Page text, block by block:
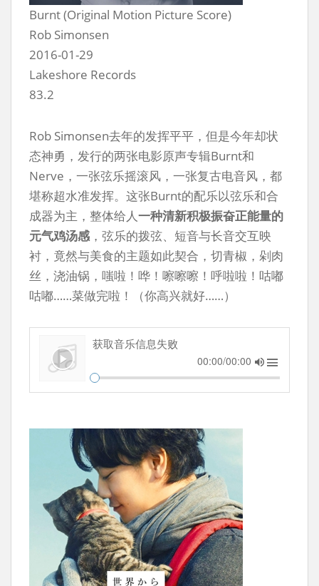
Burnt (Original Motion Picture Score)
Rob Simonsen
2016-01-29
Lakeshore Records
83.2
Rob Simonsen去年的发挥平平，但是今年却状
态神勇，发行的两张电影原声专辑Burnt和
Nerve，一张弦乐摇滚风，一张复古电音风，都
堪称超水准发挥。这张Burnt的配乐以弦乐和合
成器为主，整体给人一种清新积极振奋正能量的
元气鸡汤感 ，弦乐的拨弦、短音与长音交互映
衬，竟然与美食的主题如此契合，切青椒，剁肉
丝，浇油锅，嗤啦！哗！嚓嚓嚓！呼啦啦！咕嘟
咕嘟……菜做完啦！（你高兴就好……）
获取音乐信息失败
00:00/00:00